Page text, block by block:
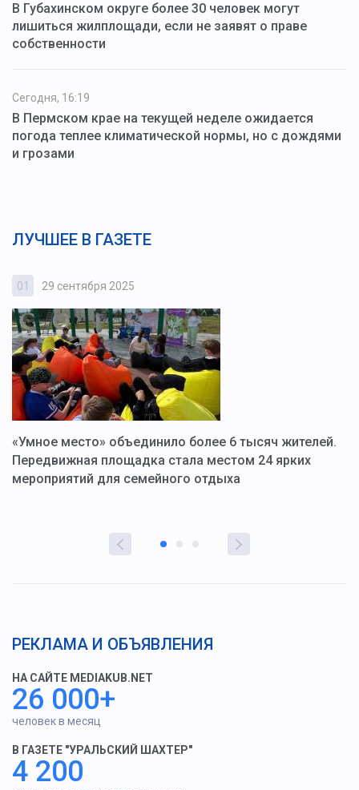
В Губахинском округе более 30 человек могут
лишиться жилплощади, если не заявят о праве
собственности
Сегодня, 16:19
В Пермском крае на текущей неделе ожидается
погода теплее климатической нормы, но с дождями
и грозами
ЛУЧШЕЕ В ГАЗЕТЕ
01 29 сентября 2025
«Умное место» объединило более 6 тысяч жителей.
Передвижная площадка стала местом 24 ярких
мероприятий для семейного отдыха
РЕКЛАМА И ОБЪЯВЛЕНИЯ
НА САЙТЕ MEDIAKUB.NET
26 000+
человек в месяц
В ГАЗЕТЕ "УРАЛЬСКИЙ ШАХТЕР"
4 200